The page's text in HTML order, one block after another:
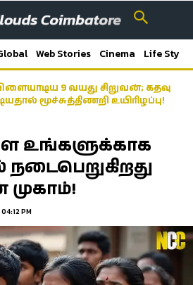
Web Stories Cinema Life Style
9 வயது சிறுவன்; கதவு
மூச்சுத்திணறி உயிரிழப்பு!
உங்களுக்காக
PM